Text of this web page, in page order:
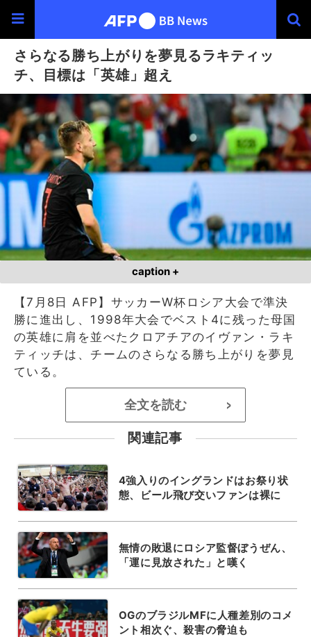
さらなる勝ち上がりを夢見るラキティッ
チ、目標は「英雄」超え
caption +
【7月8日 AFP】サッカーW杯ロシア大会で準決
勝に進出し、1998年大会でベスト4に残った母国
の英雄に肩を並べたクロアチアのイヴァン・ラキ
ティッチは、チームのさらなる勝ち上がりを夢見
ている。
全文を読む >
関連記事
4強入りのイングランドはお祭り状
態、ビール飛び交いファンは裸に
無情の敗退にロシア監督ぼうぜん、
「運に見放された」と嘆く
OGのブラジルMFに人種差別のコメ
ント相次ぐ、殺害の脅迫も